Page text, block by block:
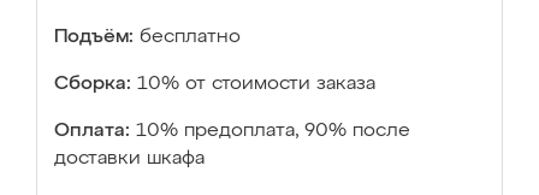
Подъём: бесплатно
Сборка: 10% от стоимости заказа
Оплата: 10% предоплата, 90% после
доставки шкафа